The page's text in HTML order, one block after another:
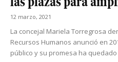
12 marzo, 2021
La concejal Mariela Torregrosa
Recursos Humanos anunció en
público y su promesa ha quedado